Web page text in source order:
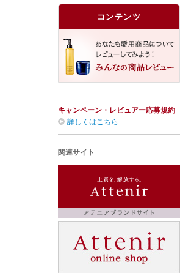
コンテンツ
キャンペーン・レビュアー応募規約
詳しくはこちら
関連サイト